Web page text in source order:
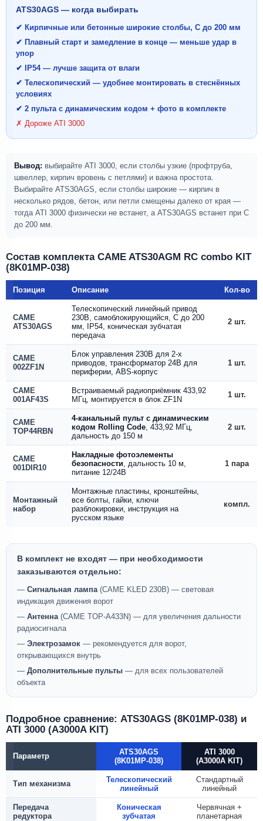
ATS30AGS — когда выбирать
✔ Кирпичные или бетонные широкие столбы, С до 200 мм
✔ Плавный старт и замедление в конце — меньше удар в
упор
✔ IP54 — лучше защита от влаги
✔ Телескопический — удобнее монтировать в стеснённых
условиях
✔ 2 пульта с динамическим кодом + фото в комплекте
✗ Дороже ATI 3000
Вывод: выбирайте ATI 3000, если столбы узкие (профтруба,
швеллер, кирпич вровень с петлями) и важна простота.
Выбирайте ATS30AGS, если столбы широкие — кирпич в
несколько рядов, бетон, или петли смещены далеко от края —
тогда ATI 3000 физически не встанет, а ATS30AGS встанет при С
до 200 мм.
Состав комплекта CAME ATS30AGM RC combo KIT
(8K01MP-038)
Позиция Описание Кол-во
CAME
ATS30AGS
Телескопический линейный привод
230В, самоблокирующийся, С до 200
мм, IP54, коническая зубчатая
передача
2 шт.
CAME
002ZF1N
Блок управления 230В для 2-х
приводов, трансформатор 24В для
периферии, ABS-корпус
1 шт.
CAME
001AF43S
Встраиваемый радиоприёмник 433,92
МГц, монтируется в блок ZF1N
1 шт.
CAME
TOP44RBN
4-канальный пульт с динамическим
кодом Rolling Code , 433,92 МГц,
дальность до 150 м
2 шт.
CAME
001DIR10
Накладные фотоэлементы
безопасности , дальность 10 м,
питание 12/24В
1 пара
Монтажный
набор
Монтажные пластины, кронштейны,
все болты, гайки, ключи
разблокировки, инструкция на
русском языке
компл.
В комплект не входят — при необходимости
заказываются отдельно:
— Сигнальная лампа (CAME KLED 230В) — световая
индикация движения ворот
— Антенна (CAME TOP-A433N) — для увеличения дальности
радиосигнала
— Электрозамок — рекомендуется для ворот,
открывающихся внутрь
— Дополнительные пульты — для всех пользователей
объекта
Подробное сравнение: ATS30AGS (8K01MP-038) и
ATI 3000 (A3000A KIT)
Параметр
ATS30AGS
(8K01MP-038)
ATI 3000
(A3000A KIT)
Тип механизма
Телескопический
линейный
Стандартный
линейный
Передача
редуктора
Коническая
зубчатая
Червячная +
планетарная